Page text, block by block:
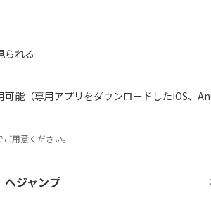
られる
能（専用アプリをダウンロードしたiOS、
用意ください。
へジャンプ